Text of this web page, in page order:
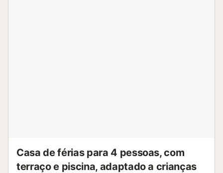
Casa de férias para 4 pessoas, com
terraço e piscina, adaptado a crianças